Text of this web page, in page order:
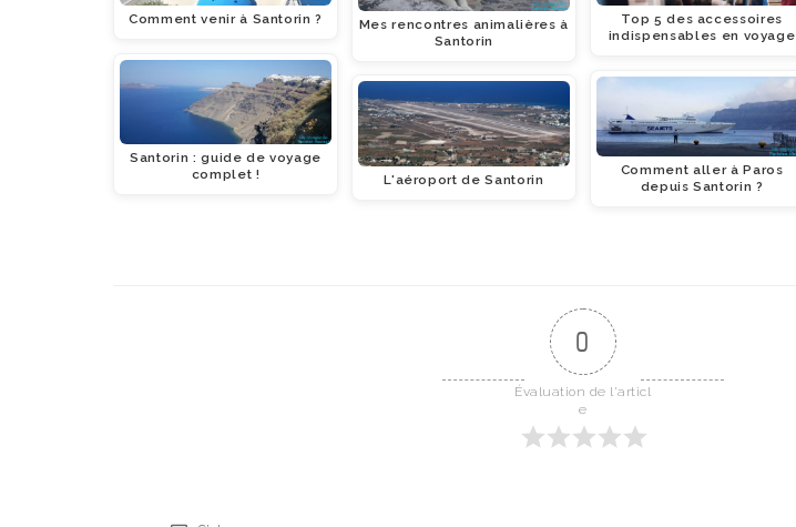
Comment venir à Santorin ?
Santorin : guide de voyage
complet !
Mes rencontres animalières à
Santorin
L'aéroport de Santorin
Top 5 des accessoires
indispensables en voyage
Comment aller à Paros
depuis Santorin ?
0
Évaluation de l'articl
e